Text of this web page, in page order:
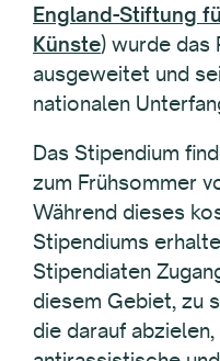
England-Stiftung
Künste) wurde das
ausgeweitet und
nationalen
Das Stipendium
zum Frühsommer
Während dieses
Stipendiums
Stipendiaten
diesem Gebiet, zu
die darauf